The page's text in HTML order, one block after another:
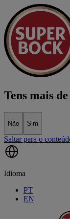
Tens mais
Não Sim
Saltar para o
Idioma
PT
EN